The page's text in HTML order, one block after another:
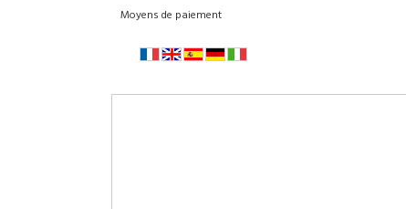
Moyens de paiement